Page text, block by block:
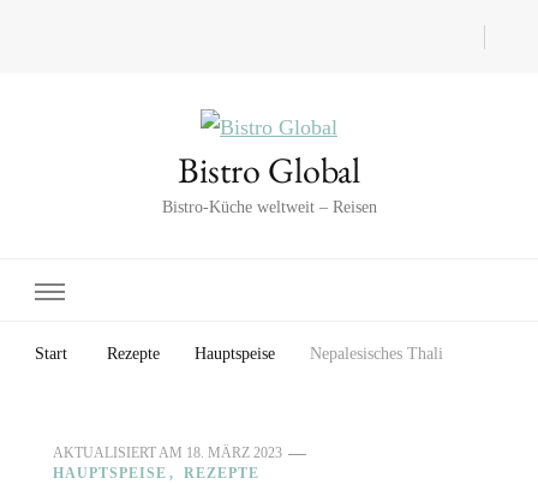
Bistro Global
Bistro-Küche weltweit – Reisen
Start Rezepte Hauptspeise Nepalesisches Thali
AKTUALISIERT AM 18. MÄRZ 2023
HAUPTSPEISE
REZEPTE